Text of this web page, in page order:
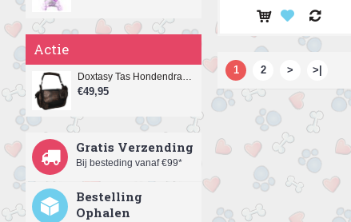
Actie
Doxtasy Tas Hondendraagtas Copperdots
€49,95
Gratis Verzending
Bij besteding vanaf €99*
Bestelling
Ophalen
1 2 > >|